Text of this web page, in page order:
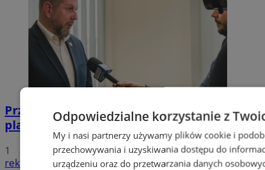
Przyszłość Wodzisławia Śląskiego:
planowane inwestycje na 2025 rok
1
reklama
Odpowiedzialne korzystanie z
My i nasi partnerzy używamy plików cookie i
przechowywania i uzyskiwania dostępu do
urządzeniu oraz do przetwarzania danych